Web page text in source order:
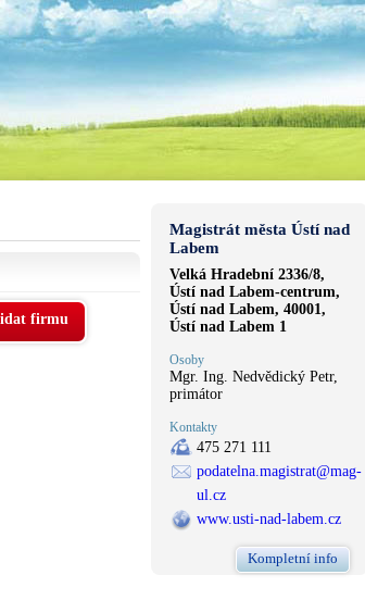
firmu
Magistrát města Ústí nad
Labem
Velká Hradební 2336/8,
Ústí nad Labem-centrum,
Ústí nad Labem, 40001,
Ústí nad Labem 1
Osoby
Mgr. Ing. Nedvědický Petr,
primátor
Kontakty
475 271 111
podatelna.magistrat@mag-
ul.cz
www.usti-nad-labem.cz
Kompletní info